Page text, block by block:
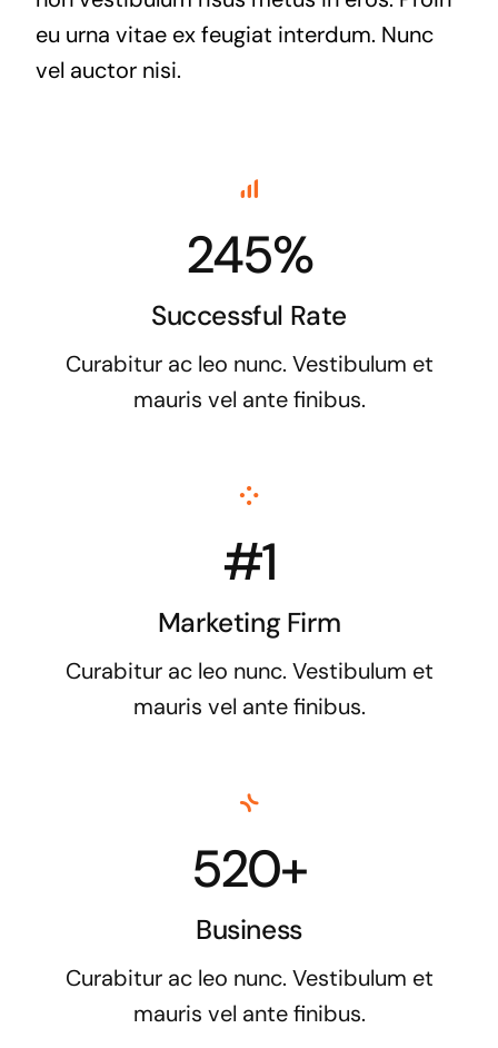
eu urna vitae ex feugiat interdum. Nunc
vel auctor nisi.
245%
Successful Rate
Curabitur ac leo nunc. Vestibulum et
mauris vel ante finibus.
#1
Marketing Firm
Curabitur ac leo nunc. Vestibulum et
mauris vel ante finibus.
520+
Business
Curabitur ac leo nunc. Vestibulum et
mauris vel ante finibus.